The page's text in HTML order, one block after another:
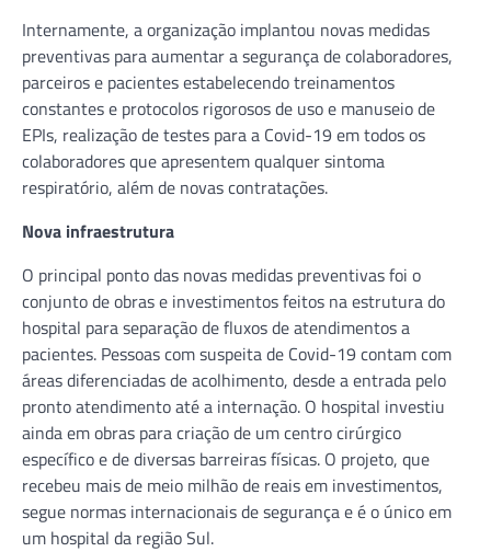
Internamente, a organização implantou novas medidas
preventivas para aumentar a segurança de colaboradores,
parceiros e pacientes estabelecendo treinamentos
constantes e protocolos rigorosos de uso e manuseio de
EPIs, realização de testes para a Covid-19 em todos os
colaboradores que apresentem qualquer sintoma
respiratório, além de novas contratações.
Nova infraestrutura
O principal ponto das novas medidas preventivas foi o
conjunto de obras e investimentos feitos na estrutura do
hospital para separação de fluxos de atendimentos a
pacientes. Pessoas com suspeita de Covid-19 contam com
áreas diferenciadas de acolhimento, desde a entrada pelo
pronto atendimento até a internação. O hospital investiu
ainda em obras para criação de um centro cirúrgico
específico e de diversas barreiras físicas. O projeto, que
recebeu mais de meio milhão de reais em investimentos,
segue normas internacionais de segurança e é o único em
um hospital da região Sul.